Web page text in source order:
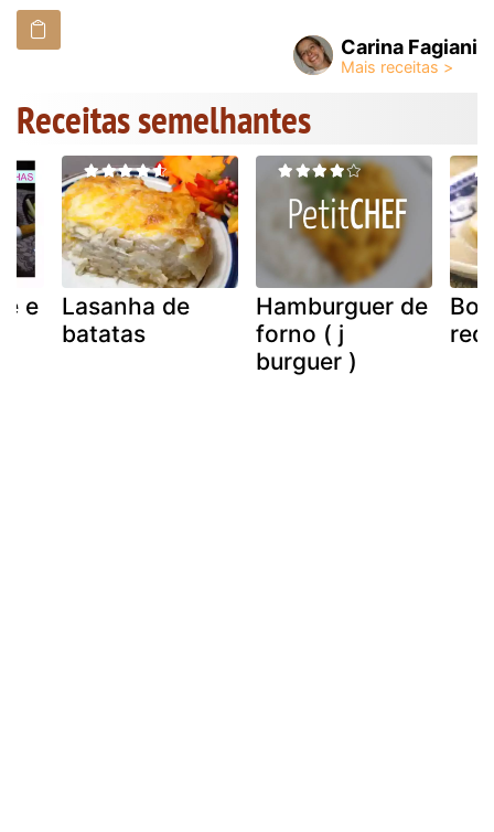
Carina Fagiani
Receitas semelhantes
e
Lasanha de
batatas
Hamburguer de
forno ( j
burguer )